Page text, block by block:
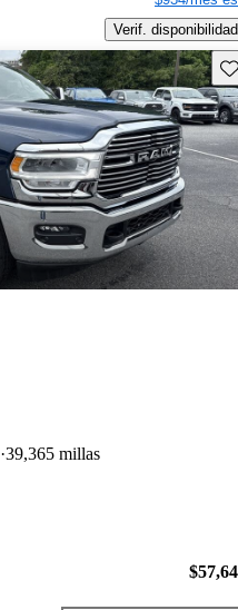
Verif. disponibilidad
39,365 millas